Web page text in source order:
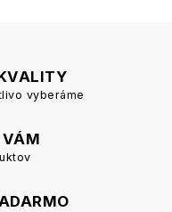
vyberáme
VÁM